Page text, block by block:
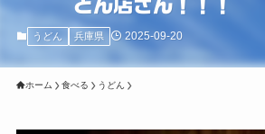
どん店さん！！！
うどん 兵庫県 2025-09-20
ホーム 食べる うどん